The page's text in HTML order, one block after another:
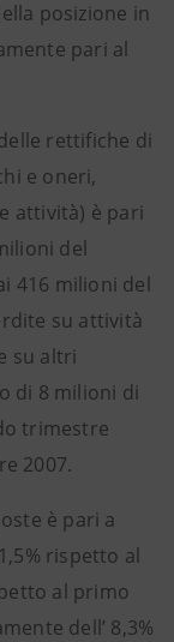
posizione in
pari al
rettifiche di
e oneri,
attività) è pari
del
416 milioni del
su attività
su altri
di 8 milioni di
trimestre
2007.
è pari a
rispetto al
al primo
dell’ 8,3%